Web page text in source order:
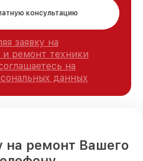
консультацию
заявку на
и ремонт техники
на
данных
на ремонт Вашего